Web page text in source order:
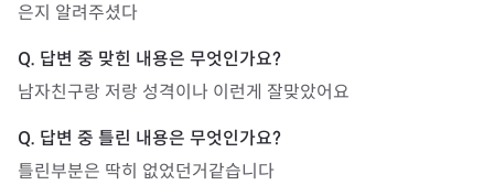
은지 알려주셨다
남자친구랑 저랑 성격이나 이런게 잘맞았어요
틀린부분은 딱히 없었던거같습니다